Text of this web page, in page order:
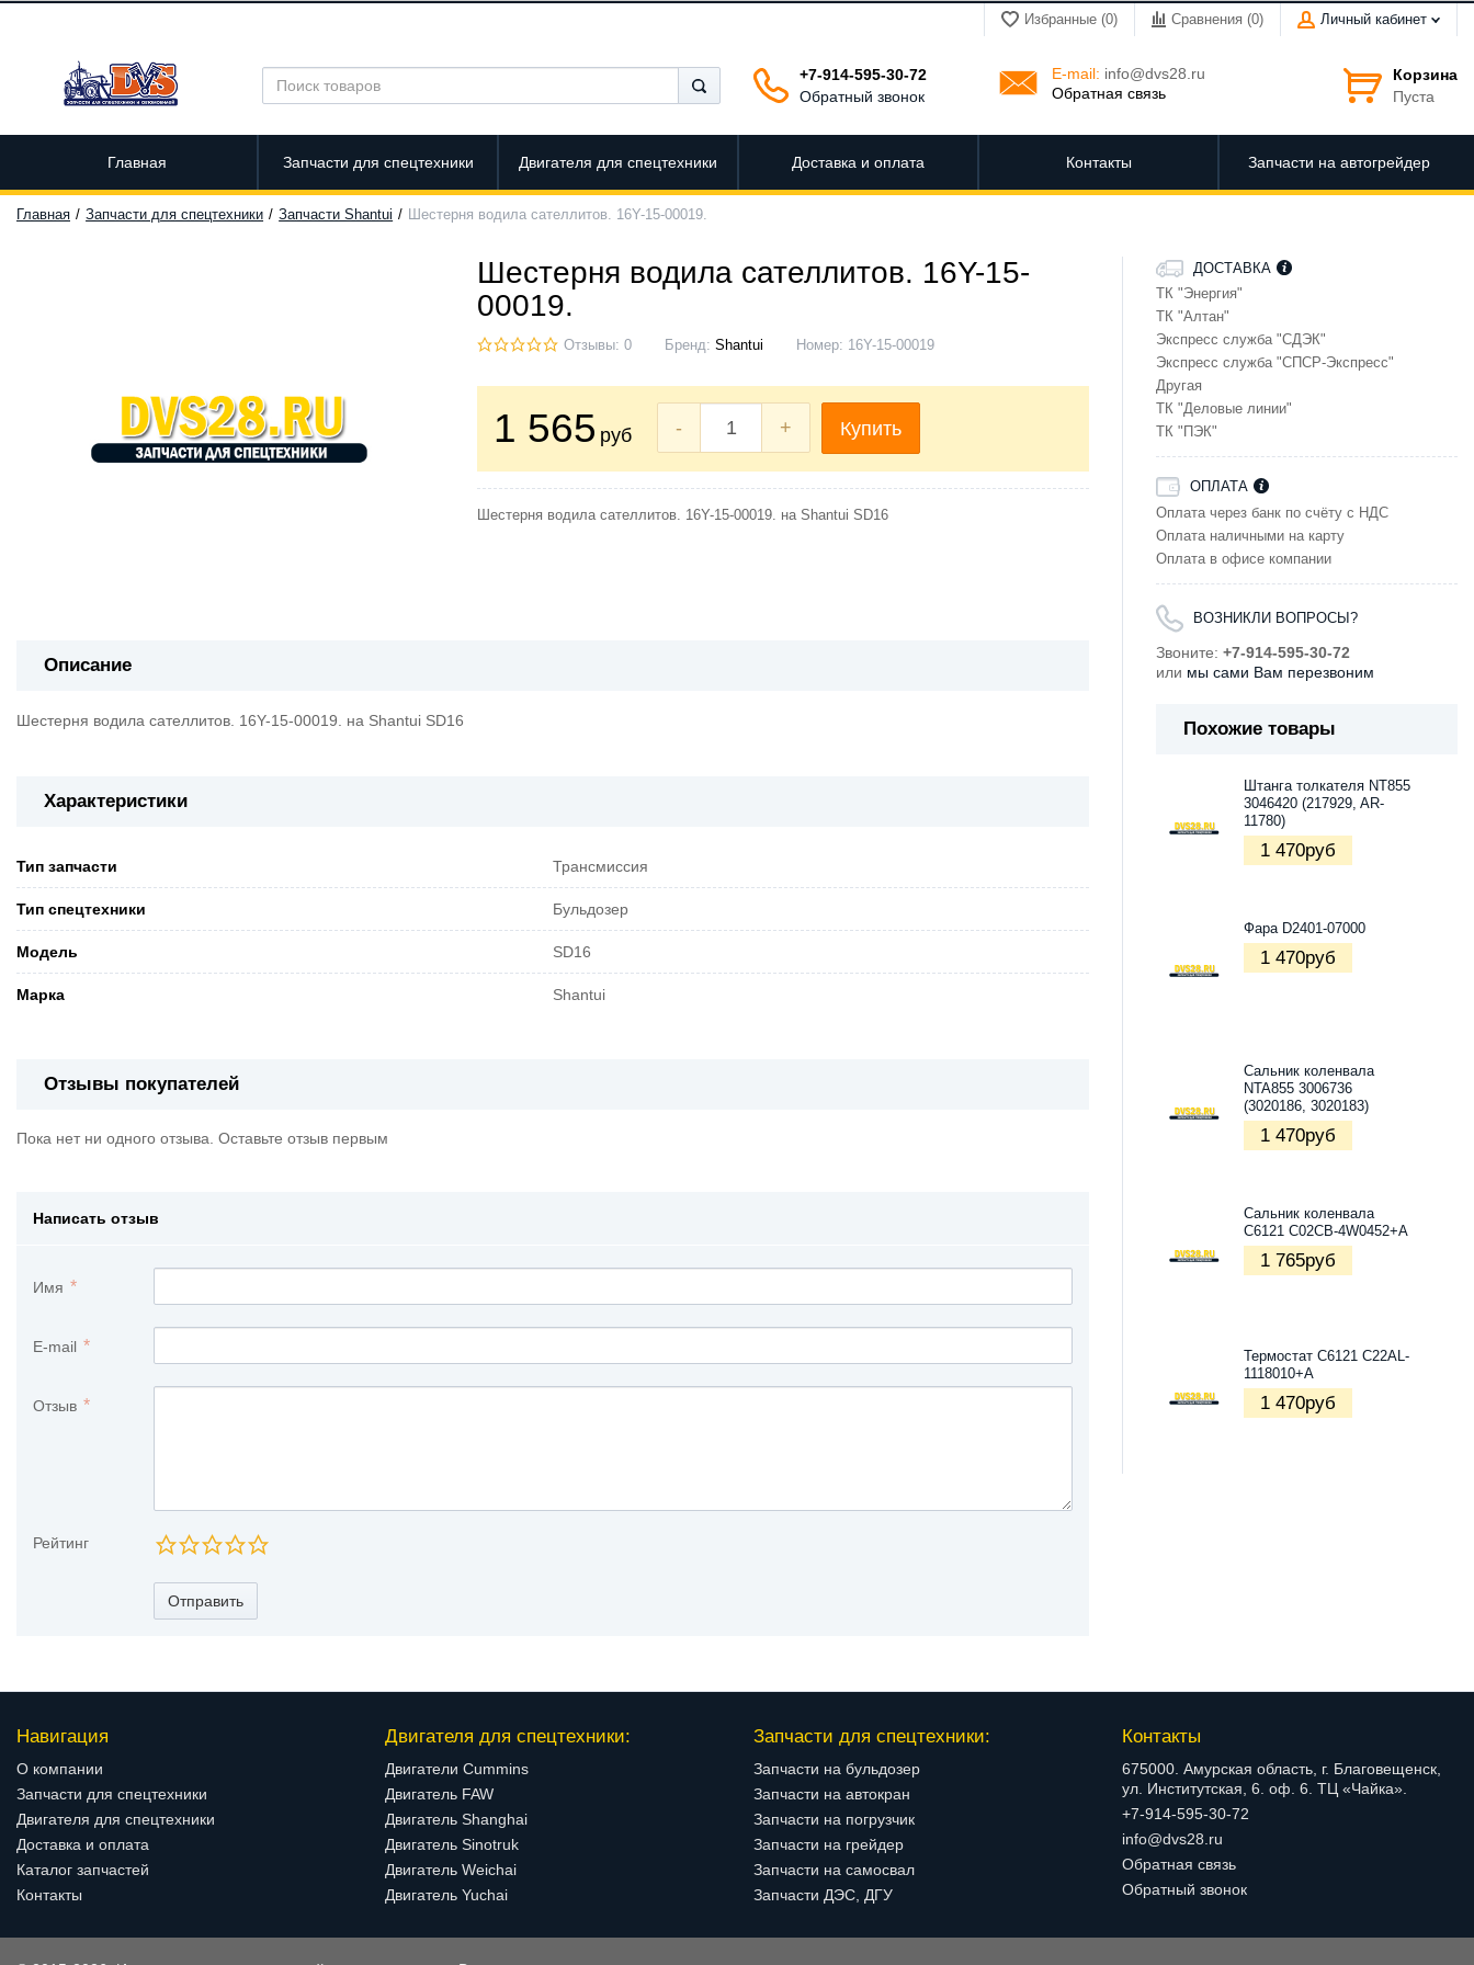
Избранные (0) Сравнения (0) Личный кабинет
+7-914-595-30-72
Обратный звонок
E-mail: info@dvs28.ru
Обратная связь
Корзина
Пуста
Главная Запчасти для спецтехники Двигателя для спецтехники Доставка и оплата Контакты Запчасти на автогрейдер
Главная Запчасти для спецтехники Запчасти Shantui Шестерня водила сателлитов. 16Y-15-00019.
Шестерня водила сателлитов. 16Y-15-
00019.
Отзывы: 0 Бренд: Shantui Номер: 16Y-15-00019
1 565 руб - + Купить
Шестерня водила сателлитов. 16Y-15-00019. на Shantui SD16
Описание
Шестерня водила сателлитов. 16Y-15-00019. на Shantui SD16
Характеристики
Тип запчасти Трансмиссия
Тип спецтехники Бульдозер
Модель SD16
Марка Shantui
Отзывы покупателей
Пока нет ни одного отзыва. Оставьте отзыв первым
Написать отзыв
Имя
E-mail
Отзыв
Рейтинг
Отправить
ДОСТАВКА
ТК "Энергия"
ТК "Алтан"
Экспресс служба "СДЭК"
Экспресс служба "СПСР-Экспресс"
Другая
ТК "Деловые линии"
ТК "ПЭК"
ОПЛАТА
Оплата через банк по счёту с НДС
Оплата наличными на карту
Оплата в офисе компании
ВОЗНИКЛИ ВОПРОСЫ?
Звоните: +7-914-595-30-72
или мы сами Вам перезвоним
Похожие товары
Штанга толкателя NT855
3046420 (217929, AR-
11780)
1 470руб
Фара D2401-07000
1 470руб
Сальник коленвала
NTA855 3006736
(3020186, 3020183)
1 470руб
Сальник коленвала
С6121 C02CB-4W0452+A
1 765руб
Термостат C6121 C22AL-
1118010+A
1 470руб
Навигация
О компании
Запчасти для спецтехники
Двигателя для спецтехники
Доставка и оплата
Каталог запчастей
Контакты
Двигателя для спецтехники:
Двигатели Cummins
Двигатель FAW
Двигатель Shanghai
Двигатель Sinotruk
Двигатель Weichai
Двигатель Yuchai
Запчасти для спецтехники:
Запчасти на бульдозер
Запчасти на автокран
Запчасти на погрузчик
Запчасти на грейдер
Запчасти на самосвал
Запчасти ДЭС, ДГУ
Контакты
675000. Амурская область, г. Благовещенск,
ул. Институтская, 6. оф. 6. ТЦ «Чайка».
+7-914-595-30-72
info@dvs28.ru
Обратная связь
Обратный звонок